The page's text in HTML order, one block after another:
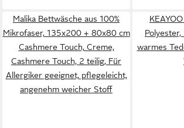
Malika Bettwäsche aus 100%
Mikrofaser, 135x200 + 80x80 cm
Cashmere Touch, Creme,
Cashmere Touch, 2 teilig, Für
Allergiker geeignet, pflegeleicht,
angenehm weicher Stoff
warmes